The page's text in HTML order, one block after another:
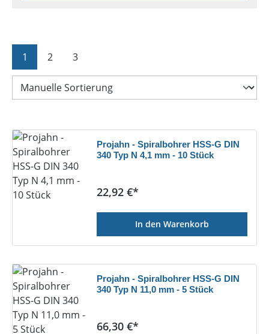
Seite
1 Seite
2 Seite
3
Projahn - Spiralbohrer HSS-G DIN
340 Typ N 4,1 mm - 10 Stück
Regulärer Preis:
22,92 €*
In den Warenkorb
Projahn - Spiralbohrer HSS-G DIN
340 Typ N 11,0 mm - 5 Stück
Regulärer Preis:
66,30 €*